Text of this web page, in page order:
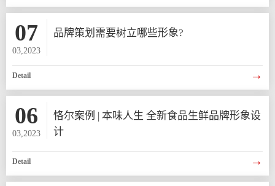
07
03,2023
品牌策划需要树立哪些形象?
Detail →
06
03,2023
恪尔案例 | 本味人生 全新食品生鲜品牌形象设
计
Detail →